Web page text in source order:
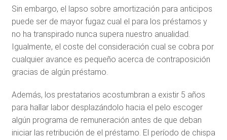
Sin embargo, el lapso sobre amortización para anticipos
puede ser de mayor fugaz cual el para los préstamos y
no ha transpirado nunca supera nuestro anualidad.
Igualmente, el coste del consideración cual se cobra por
cualquier avance es pequeño acerca de contraposición
gracias de algún préstamo.
Además, los prestatarios acostumbran a existir 5 años
para hallar labor desplazándolo hacia el pelo escoger
algún programa de remuneración antes de que deban
iniciar las retribución de el préstamo. El período de chispa